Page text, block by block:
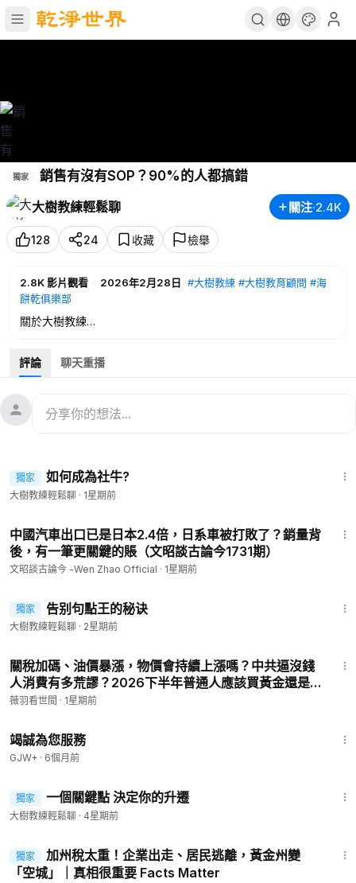
獨家
銷售有沒有SOP？90%的人都搞錯
大樹教練輕鬆聊
關注·2.4K
128 24 收藏 檢舉
2.8K影片觀看 · 2026年2月28日 #大樹教練 #大樹教育顧問 #海
餅乾俱樂部
關於大樹教練
帶給每一個生命值得更好的人」
演講場次超過5000場，受眾群超過十萬人，演講足跡遍佈臺
https://www.bymyway.com
教育,品德教育,公益講座,教育,學習
評論 聊天重播
獨家 如何成為社牛?
大樹教練輕鬆聊 · 1星期前
中國汽車出口已是日本2.4倍，日系車被打敗了？銷量背
後，有一筆更關鍵的賬（文昭談古論今1731期）
文昭談古論今 -Wen Zhao Official · 1星期前
獨家 告别句點王的秘诀
大樹教練輕鬆聊 · 2星期前
關稅加碼、油價暴漲，物價會持續上漲嗎？中共逼沒錢
人消費有多荒謬？2026下半年普通人應該買黃金還是
存美金？｜嘉賓 吳嘉隆｜【薇語雙談】20260724
薇羽看世間 · 1星期前
竭誠為您服務
GJW+ · 6個月前
獨家 一個關鍵點 決定你的升遷
大樹教練輕鬆聊 · 4星期前
獨家
加州稅太重！企業出走、居民逃離，黃金州變
「空城」｜真相很重要 Facts Matter